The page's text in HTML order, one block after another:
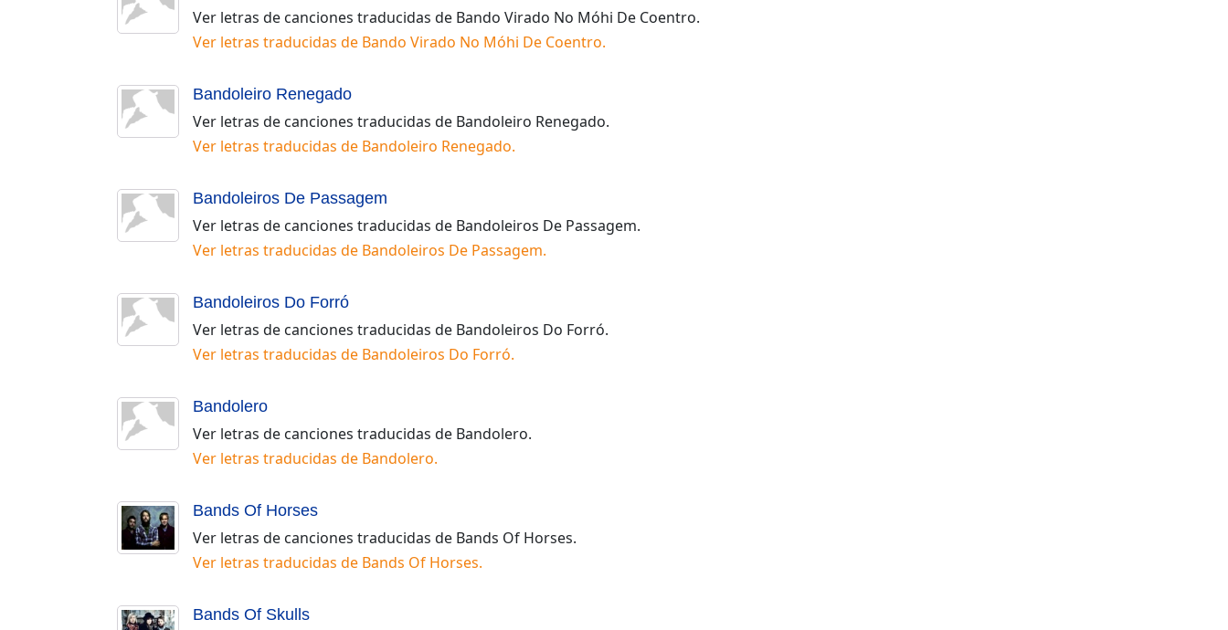
Ver letras de canciones traducidas de Bando Virado No Móhi De Coentro.
Ver letras traducidas de Bando Virado No Móhi De Coentro.
Bandoleiro Renegado
Ver letras de canciones traducidas de Bandoleiro Renegado.
Ver letras traducidas de Bandoleiro Renegado.
Bandoleiros De Passagem
Ver letras de canciones traducidas de Bandoleiros De Passagem.
Ver letras traducidas de Bandoleiros De Passagem.
Bandoleiros Do Forró
Ver letras de canciones traducidas de Bandoleiros Do Forró.
Ver letras traducidas de Bandoleiros Do Forró.
Bandolero
Ver letras de canciones traducidas de Bandolero.
Ver letras traducidas de Bandolero.
Bands Of Horses
Ver letras de canciones traducidas de Bands Of Horses.
Ver letras traducidas de Bands Of Horses.
Bands Of Skulls